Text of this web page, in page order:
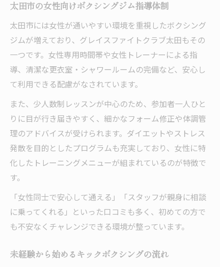
太田市の女性向けボクシングジム指導体制
太田市には女性が通いやすい環境を重視したボクシング
ジムが増えており、グレイスファイトクラブ太田もその
一つです。女性専用時間帯や女性トレーナーによる指
導、清潔な更衣室・シャワールームの完備など、安心し
て利用できる配慮がなされています。
また、少人数制レッスンが中心のため、参加者一人ひと
りに目が行き届きやすく、細かなフォーム修正や体調管
理のアドバイスが受けられます。ダイエットやストレス
発散を目的としたプログラムも充実しており、女性に特
化したトレーニングメニューが組まれているのが特徴で
す。
「女性同士で安心して通える」「スタッフが親身に相談
に乗ってくれる」といった口コミも多く、初めての方で
も不安なくチャレンジできる環境が整っています。
未経験から始めるキックボクシングの流れ